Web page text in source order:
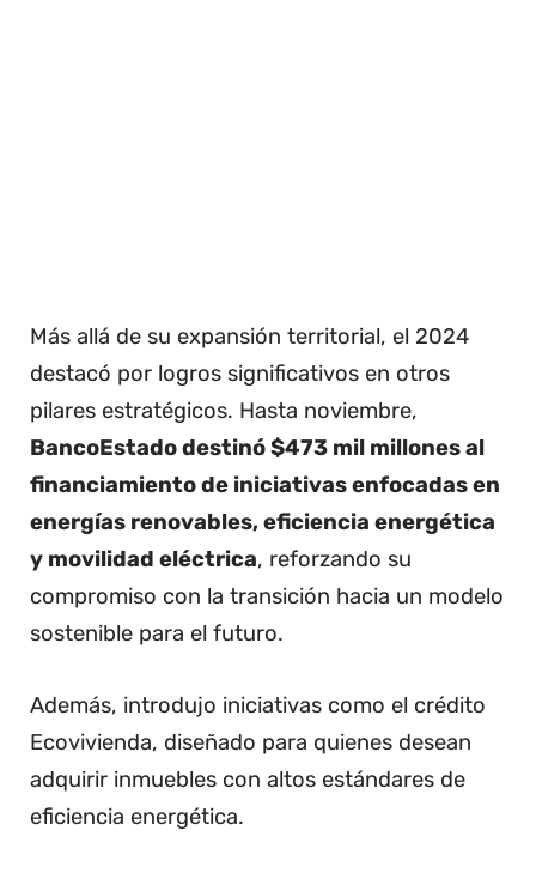
Más allá de su expansión territorial, el 2024
destacó por logros significativos en otros
pilares estratégicos. Hasta noviembre,
BancoEstado destinó $473 mil millones al
financiamiento de iniciativas enfocadas en
energías renovables, eficiencia energética
y movilidad eléctrica, reforzando su
compromiso con la transición hacia un modelo
sostenible para el futuro.
Además, introdujo iniciativas como el crédito
Ecovivienda, diseñado para quienes desean
adquirir inmuebles con altos estándares de
eficiencia energética.